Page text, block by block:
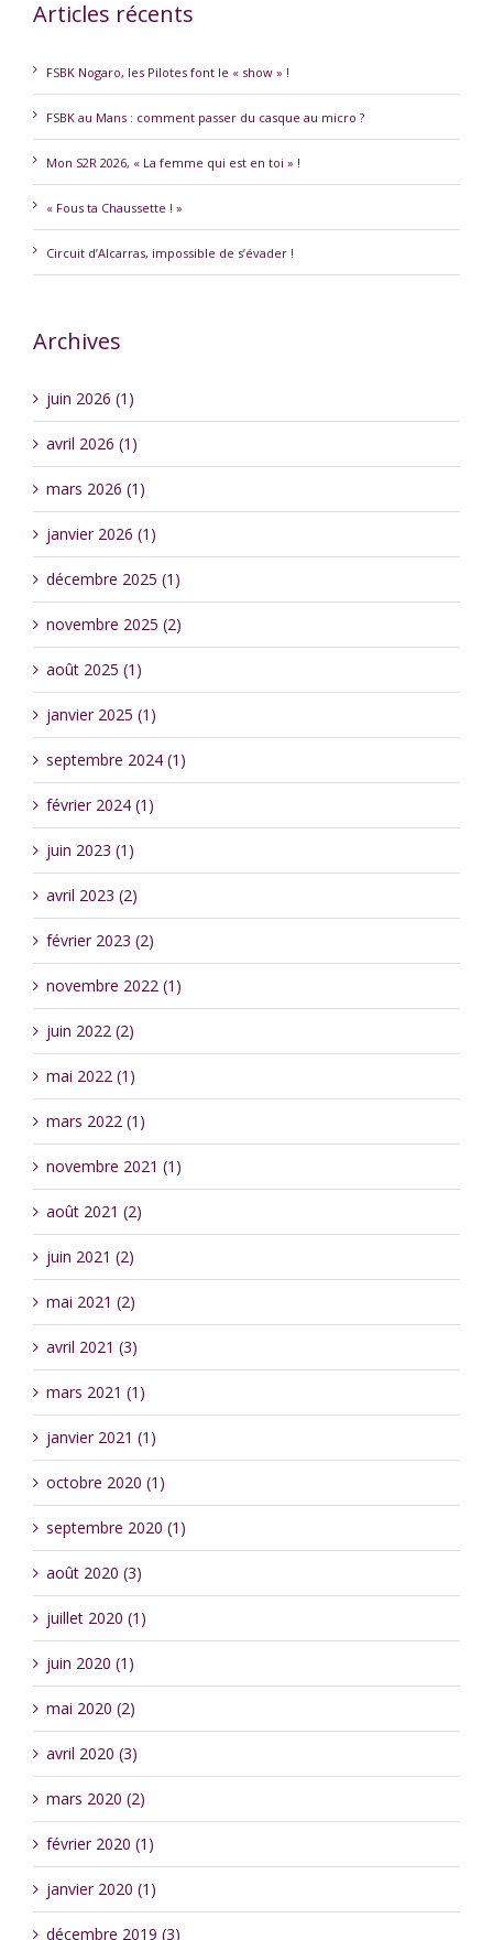
Articles récents
FSBK Nogaro, les Pilotes font le « show » !
FSBK au Mans : comment passer du casque au micro ?
Mon S2R 2026, « La femme qui est en toi » !
« Fous ta Chaussette ! »
Circuit d’Alcarras, impossible de s’évader !
Archives
juin 2026 (1)
avril 2026 (1)
mars 2026 (1)
janvier 2026 (1)
décembre 2025 (1)
novembre 2025 (2)
août 2025 (1)
janvier 2025 (1)
septembre 2024 (1)
février 2024 (1)
juin 2023 (1)
avril 2023 (2)
février 2023 (2)
novembre 2022 (1)
juin 2022 (2)
mai 2022 (1)
mars 2022 (1)
novembre 2021 (1)
août 2021 (2)
juin 2021 (2)
mai 2021 (2)
avril 2021 (3)
mars 2021 (1)
janvier 2021 (1)
octobre 2020 (1)
septembre 2020 (1)
août 2020 (3)
juillet 2020 (1)
juin 2020 (1)
mai 2020 (2)
avril 2020 (3)
mars 2020 (2)
février 2020 (1)
janvier 2020 (1)
décembre 2019 (3)